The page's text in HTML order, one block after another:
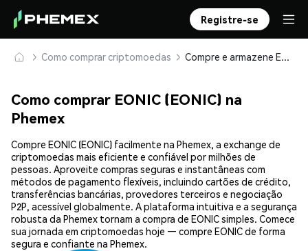
Registre-se
Como comprar criptomoedas Compre e armazene EONIC (EONIC) com segurança
Como comprar EONIC (EONIC) na
Phemex
Compre EONIC (EONIC) facilmente na Phemex, a exchange de
criptomoedas mais eficiente e confiável por milhões de
pessoas. Aproveite compras seguras e instantâneas com
métodos de pagamento flexíveis, incluindo cartões de crédito,
transferências bancárias, provedores terceiros e negociação
P2P, acessível globalmente. A plataforma intuitiva e a segurança
robusta da Phemex tornam a compra de EONIC simples. Comece
sua jornada em criptomoedas hoje — compre EONIC de forma
segura e confiante na Phemex.